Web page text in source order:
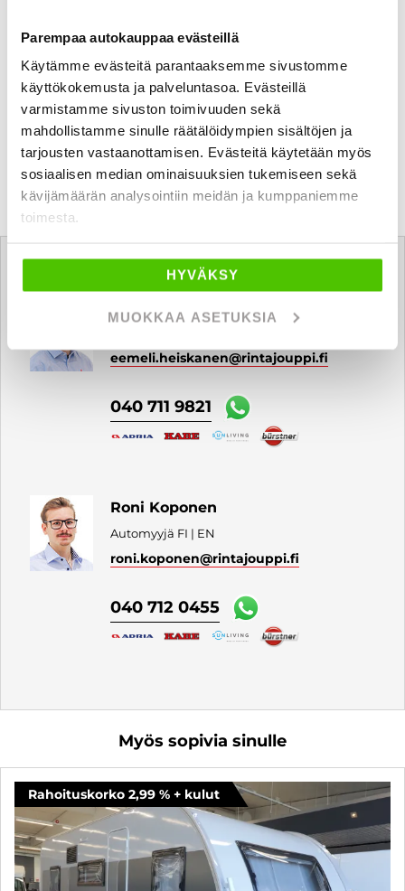
Parempaa autokauppaa evästeillä
Käytämme evästeitä parantaaksemme sivustomme
käyttökokemusta ja palveluntasoa. Evästeillä
varmistamme sivuston toimivuuden sekä
mahdollistamme sinulle räätälöidympien sisältöjen ja
tarjousten vastaanottamisen. Evästeitä käytetään myös
sosiaalisen median ominaisuuksien tukemiseen sekä
kävijämäärän analysointiin meidän ja kumppaniemme
toimesta.
HYVÄKSY
MUOKKAA ASETUKSIA
eemeli.heiskanen@rintajouppi.fi
040 711 9821
Roni Koponen
Automyyjä FI | EN
roni.koponen@rintajouppi.fi
040 712 0455
Myös sopivia sinulle
Rahoituskorko 2,99 % + kulut